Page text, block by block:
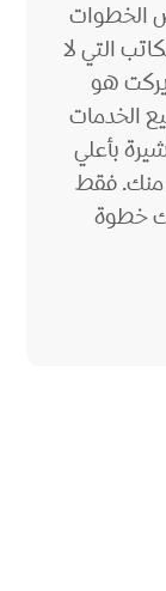
الخطوات
التي لا
هو
الخدمات
بأعلي
منك. فقط
خطوة